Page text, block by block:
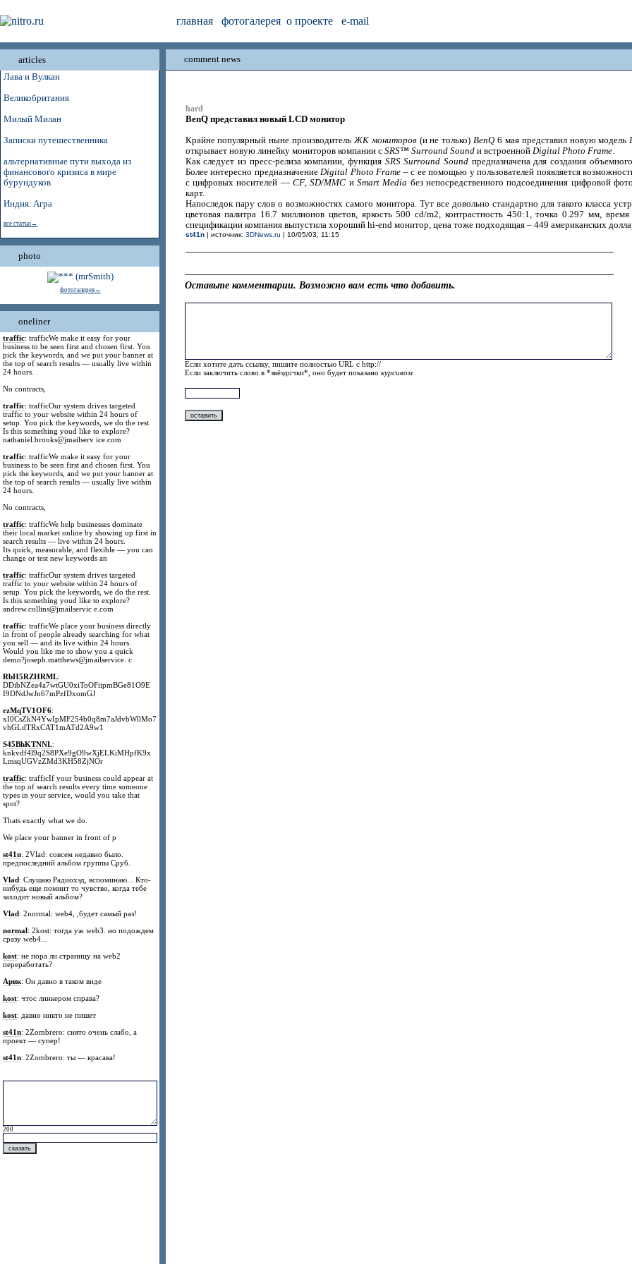
главная фотогалерея о проекте e-mail
articles
Лава и Вулкан
Великобритания
Милый Милан
Записки путешественника
альтернативные пути выхода из
финансового кризиса в мире
бурундуков
Индия. Агра
все статьи→
photo
фотогалерея→
oneliner
traffic: trafficWe make it easy for your
business to be seen first and chosen first. You
pick the keywords, and we put your banner at
the top of search results — usually live within
24 hours.
No contracts,
traffic: trafficOur system drives targeted
traffic to your website within 24 hours of
setup. You pick the keywords, we do the rest.
Is this something youd like to explore?
nathaniel.brooks@jmailserv ice.com
traffic: trafficWe make it easy for your
business to be seen first and chosen first. You
pick the keywords, and we put your banner at
the top of search results — usually live within
24 hours.
No contracts,
traffic: trafficWe help businesses dominate
their local market online by showing up first in
search results — live within 24 hours.
Its quick, measurable, and flexible — you can
change or test new keywords an
traffic: trafficOur system drives targeted
traffic to your website within 24 hours of
setup. You pick the keywords, we do the rest.
Is this something youd like to explore?
andrew.collins@jmailservic e.com
traffic: trafficWe place your business directly
in front of people already searching for what
you sell — and its live within 24 hours.
Would you like me to show you a quick
demo?joseph.matthews@jmailservice. c
RbH5RZHRML:
DDibNZea4a7wtGU0xiToOFiipmBGe81O9E
I9DNdJwJn67mPzfDxomGJ
rzMqTV1OF6:
xI0CsZkN4YwIpMF254b0q8m7aJdvbW0Mo7
vhGLdTRxCAT1mATd2A9w1
S45BhKTNNL:
knkvdf4l9q2S8PXe9gO9wXjELKiMHpfK9x
LmsqUGVzZMd3KH58ZjNOr
traffic: trafficIf your business could appear at
the top of search results every time someone
types in your service, would you take that
spot?
Thats exactly what we do.
We place your banner in front of p
st41n: 2Vlad: совсем недавно было.
предпоследний альбом группы Сруб.
Vlad: Слушаю Радиохэд, вспоминаю... Кто-
нибудь еще помнит то чувство, когда тебе
заходит новый альбом?
Vlad: 2normal: web4, ,будет самый раз!
normal: 2kost: тогда уж web3. но подождем
сразу web4...
kost: не пора ли страницу на web2
переработать?
Арик: Он давно в таком виде
kost: чтос линкером справа?
kost: давно никто не пишет
st41n: 2Zombrero: снято очень слабо, а
проект — супер!
st41n: 2Zombrero: ты — красава!
200
comment news
hard
BenQ представил новый LCD монитор
Крайне популярный ныне производительЖК мониторов(и не только)BenQ6 мая представил новую модель
открывает новую линейку мониторов компании с SRS™ Surround Soundи встроенной Digital Photo Frame.
Как следует из пресс-релиза компании, функция SRS Surround Sound предназначена для создания
Более интересно предназначение Digital Photo Frame – с ее помощью у пользователей появляется
с цифровых носителей — CF,SD/MMC и Smart Media без непосредственного подсоединения цифровой
карт.
Напоследок пару слов о возможностях самого монитора. Тут все довольно стандартно для такого класса
цветовая палитра 16.7 миллионов цветов, яркость 500 cd/m2, контрастность 450:1, точка 0.297 мм,
спецификации компания выпустила хороший hi-end монитор, цена тоже подходящая – 449 американских
st41n| источник: 3DNews.ru | 10/05/03, 11:15
Оставьте комментарии. Возможно вам есть что добавить.
Если хотите дать ссылку, пишите полностью URL с http://
Если заключить слово в *звёздочки*, оно будет показанокурсивом